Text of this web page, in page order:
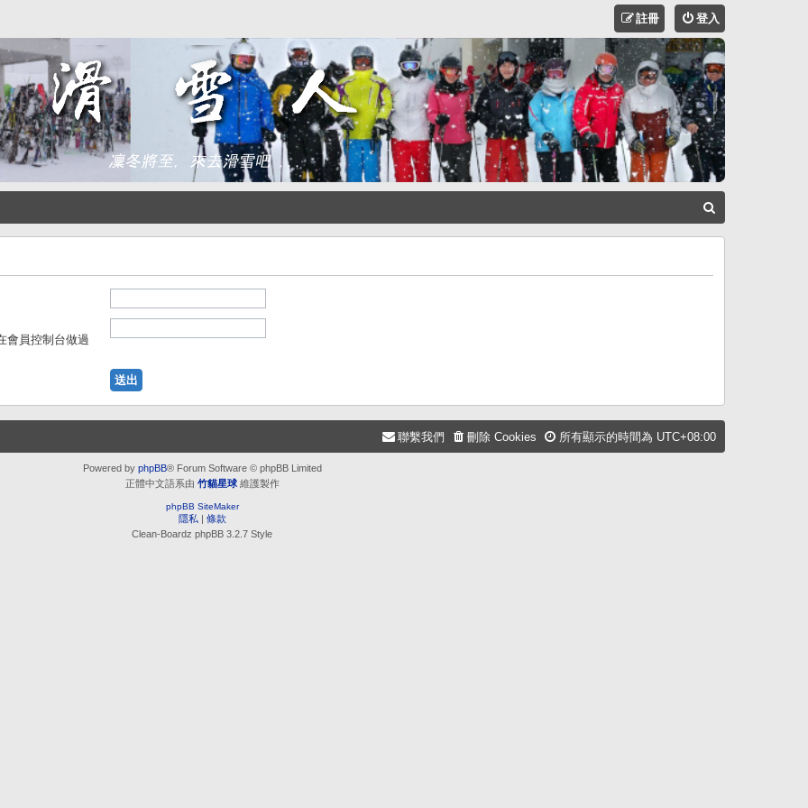
登入
註冊
尋
會員控制台做過
所有顯示的時間為 UTC+08:00
刪除 Cookies
聯繫我們
Powered by phpBB® Forum Software © phpBB Limited
正體中文語系由 竹貓星球維護製作
phpBB SiteMaker
隱私 | 條款
Clean-Boardz phpBB 3.2.7 Style